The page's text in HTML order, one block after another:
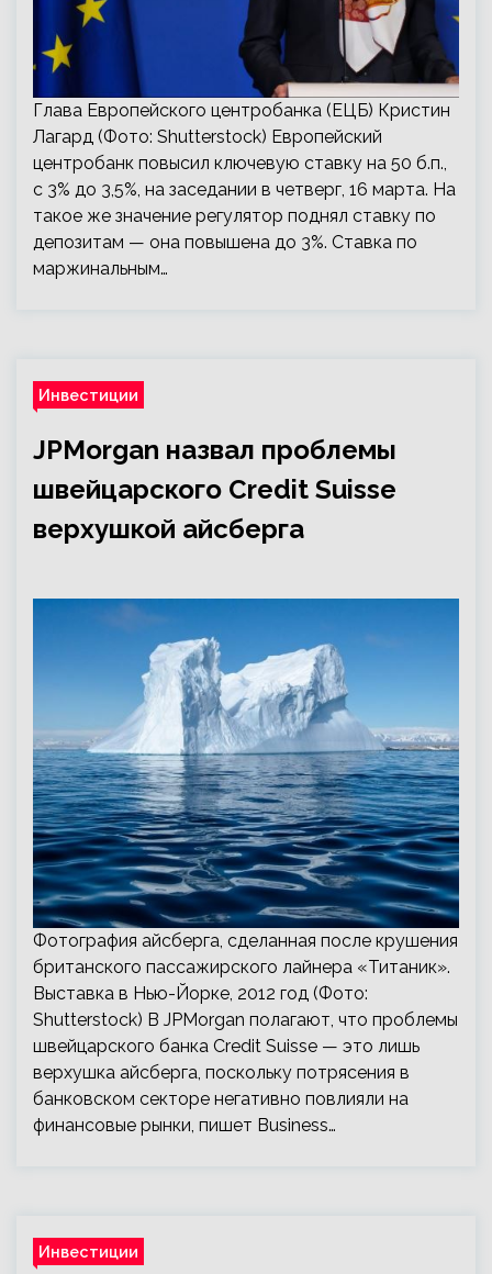
Глава Европейского центробанка (ЕЦБ) Кристин
Лагард (Фото: Shutterstock) Европейский
центробанк повысил ключевую ставку на 50 б.п.,
с 3% до 3,5%, на заседании в четверг, 16 марта. На
такое же значение регулятор поднял ставку по
депозитам — она повышена до 3%. Ставка по
маржинальным…
Инвестиции
JPMorgan назвал проблемы
швейцарского Credit Suisse
верхушкой айсберга
Фотография айсберга, сделанная после крушения
британского пассажирского лайнера «Титаник».
Выставка в Нью-Йорке, 2012 год (Фото:
Shutterstock) В JPMorgan полагают, что проблемы
швейцарского банка Credit Suisse — это лишь
верхушка айсберга, поскольку потрясения в
банковском секторе негативно повлияли на
финансовые рынки, пишет Business…
Инвестиции